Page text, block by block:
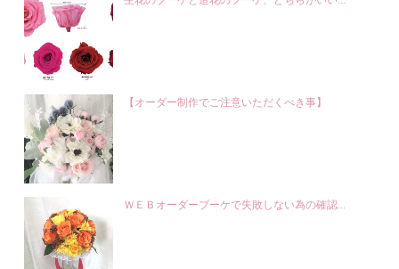
【オーダー制作でご注意いただくべき事】
ＷＥＢオーダーブーケで失敗しない為の確認...